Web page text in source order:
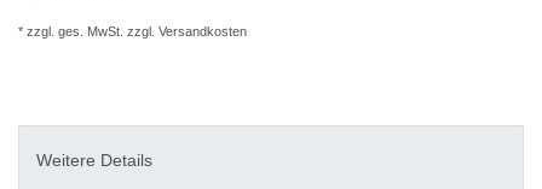
* zzgl. ges. MwSt. zzgl. Versandkosten
Weitere Details